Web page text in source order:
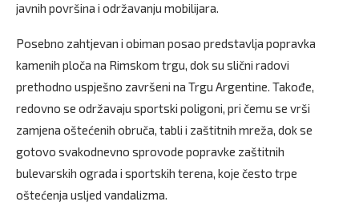
javnih površina i održavanju mobilijara.
Posebno zahtjevan i obiman posao predstavlja popravka
kamenih ploča na Rimskom trgu, dok su slični radovi
prethodno uspješno završeni na Trgu Argentine. Takođe,
redovno se održavaju sportski poligoni, pri čemu se vrši
zamjena oštećenih obruča, tabli i zaštitnih mreža, dok se
gotovo svakodnevno sprovode popravke zaštitnih
bulevarskih ograda i sportskih terena, koje često trpe
oštećenja usljed vandalizma.